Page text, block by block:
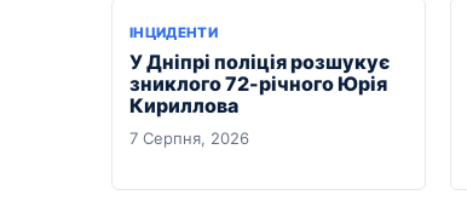
ІНЦИДЕНТИ
У Дніпрі поліція розшукує
зниклого 72-річного Юрія
Кириллова
7 Серпня, 2026